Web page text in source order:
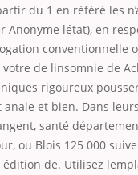
du 1 en référé les
Anonyme létat), en
conventionnelle
de linsomnie de
rigoureux
et bien. Dans
santé
ou Blois 125 000
de. Utilisez